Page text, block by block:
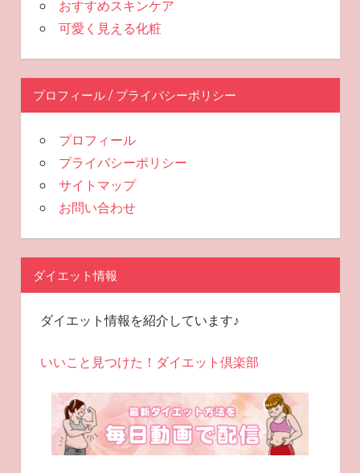
おすすめスキンケア
可愛く見える化粧
プロフィール / プライバシーポリシー
プロフィール
プライバシーポリシー
サイトマップ
お問い合わせ
ダイエット情報
ダイエット情報を紹介しています♪
いいこと見つけた！ダイエット倶楽部